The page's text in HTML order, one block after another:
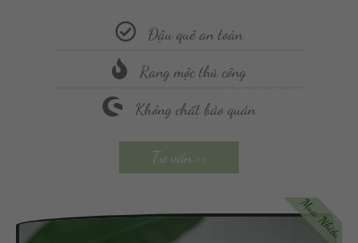
Đậu quê an toàn
Rang mộc thủ công
Không chất bảo quản
Tư vấn >>
Mua Nhiều